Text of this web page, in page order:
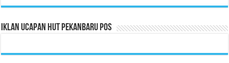
Iklan Ucapan HUT Pekanbaru Pos